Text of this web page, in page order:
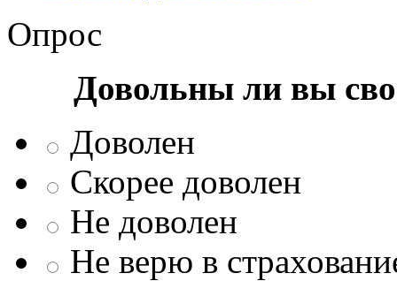
Опрос
Довольны ли вы
Доволен
Скорее доволен
Не доволен
Не верю в